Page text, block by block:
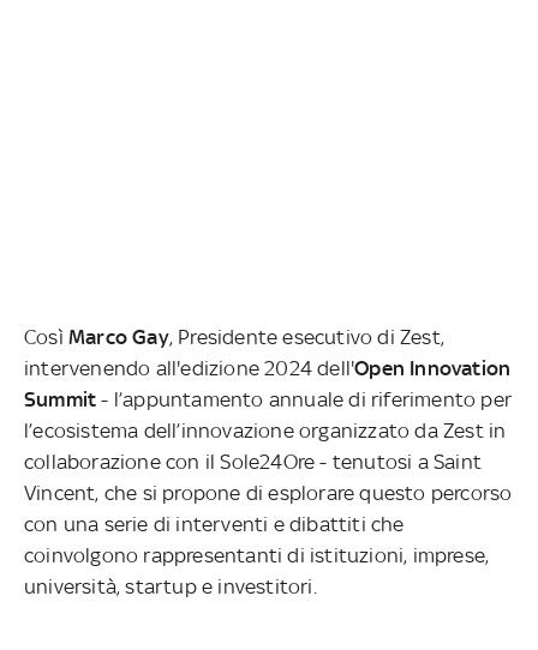
Così Marco Gay, Presidente esecutivo di Zest,
intervenendo all'edizione 2024 dell'Open Innovation
Summit- l’appuntamento annuale di riferimento per
l’ecosistema dell’innovazione organizzato da Zest in
collaborazione con il Sole24Ore - tenutosi a Saint
Vincent, che si propone di esplorare questo percorso
con una serie di interventi e dibattiti che
coinvolgono rappresentanti di istituzioni, imprese,
università, startup e investitori.